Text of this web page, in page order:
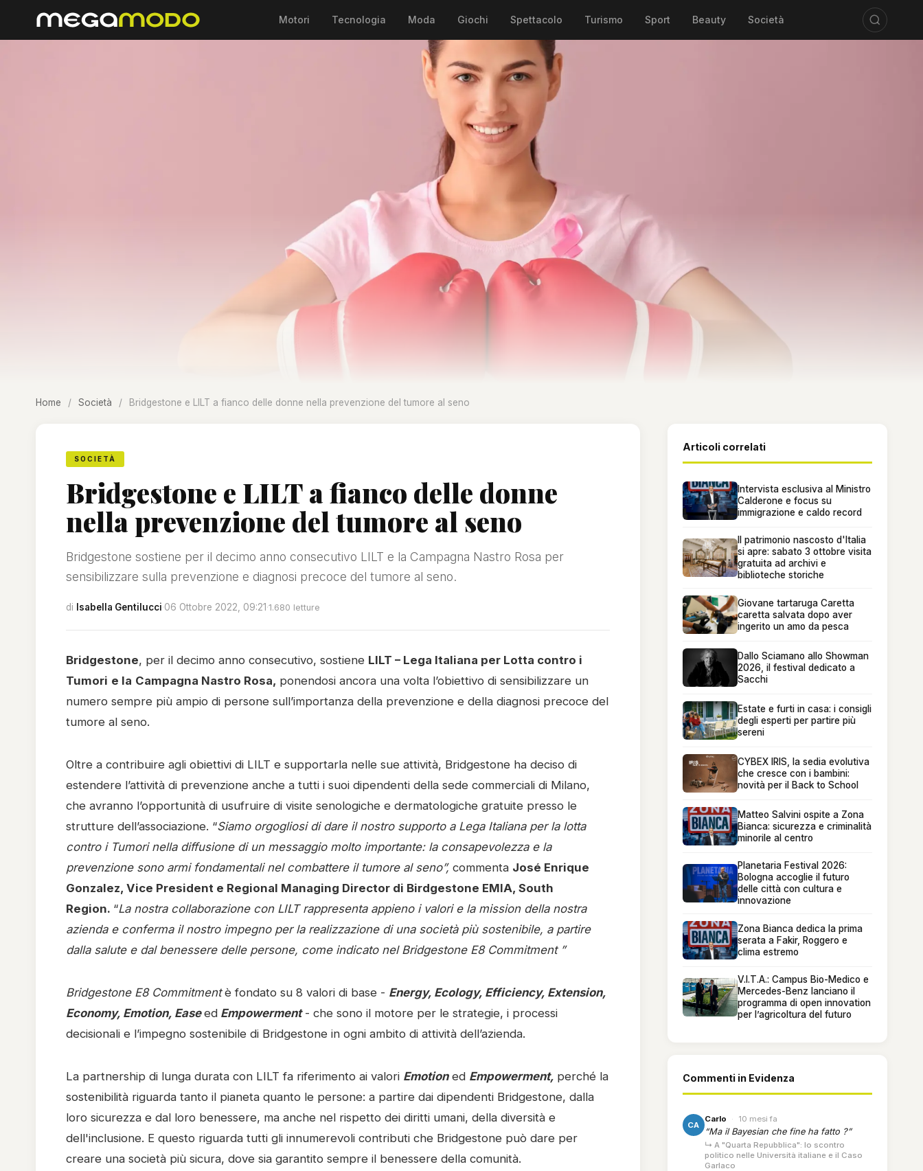
Motori Tecnologia Moda Giochi Spettacolo Turismo Sport Beauty Società
Home / Società / Bridgestone e LILT a fianco delle donne nella prevenzione del tumore al seno
SOCIETÀ
Bridgestone e LILT a fianco delle donne
nella prevenzione del tumore al seno
Bridgestone sostiene per il decimo anno consecutivo LILT e la Campagna Nastro Rosa per
sensibilizzare sulla prevenzione e diagnosi precoce del tumore al seno.
di Isabella Gentilucci·06 Ottobre 2022, 09:21·1.680 letture
Bridgestone, per il decimo anno consecutivo, sostiene LILT – Lega Italiana per Lotta contro i
Tumori e la Campagna Nastro Rosa, ponendosi ancora una volta l’obiettivo di sensibilizzare un
numero sempre più ampio di persone sull’importanza della prevenzione e della diagnosi precoce del
tumore al seno.
Oltre a contribuire agli obiettivi di LILT e supportarla nelle sue attività, Bridgestone ha deciso di
estendere l’attività di prevenzione anche a tutti i suoi dipendenti della sede commerciali di Milano,
che avranno l’opportunità di usufruire di visite senologiche e dermatologiche gratuite presso le
strutture dell’associazione. “Siamo orgogliosi di dare il nostro supporto a Lega Italiana per la lotta
contro i Tumori nella diffusione di un messaggio molto importante: la consapevolezza e la
prevenzione sono armi fondamentali nel combattere il tumore al seno”, commenta José Enrique
Gonzalez, Vice President e Regional Managing Director di Birdgestone EMIA, South
Region. “La nostra collaborazione con LILT rappresenta appieno i valori e la mission della nostra
azienda e conferma il nostro impegno per la realizzazione di una società più sostenibile, a partire
dalla salute e dal benessere delle persone, come indicato nel Bridgestone E8 Commitment ”
Bridgestone E8 Commitmentè fondato su 8 valori di base - Energy, Ecology, Efficiency, Extension,
Economy, Emotion, Easeed Empowerment - che sono il motore per le strategie, i processi
decisionali e l’impegno sostenibile di Bridgestone in ogni ambito di attività dell’azienda.
La partnership di lunga durata con LILT fa riferimento ai valori Emotioned Empowerment, perché la
sostenibilità riguarda tanto il pianeta quanto le persone: a partire dai dipendenti Bridgestone, dalla
loro sicurezza e dal loro benessere, ma anche nel rispetto dei diritti umani, della diversità e
dell'inclusione. E questo riguarda tutti gli innumerevoli contributi che Bridgestone può dare per
creare una società più sicura, dove sia garantito sempre il benessere della comunità.
Articoli correlati
Intervista esclusiva al Ministro
Calderone e focus su
immigrazione e caldo record
Il patrimonio nascosto d'Italia
si apre: sabato 3 ottobre visita
gratuita ad archivi e
biblioteche storiche
Giovane tartaruga Caretta
caretta salvata dopo aver
ingerito un amo da pesca
Dallo Sciamano allo Showman
2026, il festival dedicato a
Sacchi
Estate e furti in casa: i consigli
degli esperti per partire più
sereni
CYBEX IRIS, la sedia evolutiva
che cresce con i bambini:
novità per il Back to School
Matteo Salvini ospite a Zona
Bianca: sicurezza e criminalità
minorile al centro
Planetaria Festival 2026:
Bologna accoglie il futuro
delle città con cultura e
innovazione
Zona Bianca dedica la prima
serata a Fakir, Roggero e
clima estremo
V.I.T.A.: Campus Bio-Medico e
Mercedes-Benz lanciano il
programma di open innovation
per l’agricoltura del futuro
Commenti in Evidenza
CA
Carlo · 10 mesi fa
“Ma il Bayesian che fine ha fatto ?”
↳ A "Quarta Repubblica": lo scontro
politico nelle Università italiane e il Caso
Garlaco